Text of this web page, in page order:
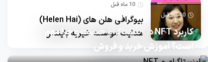
10 ماه قبل
بیوگرافی هلن های (Helen Hai)
هدایت موسسه خیریه بایننس
10 ماه قبل
کاربرد NFT در اینستاگرام چیست و چرا مهم
است؟ آموزش خرید و فروش